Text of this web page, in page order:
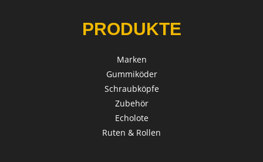
PRODUKTE
Marken
Gummiköder
Schraubköpfe
Zubehör
Echolote
Ruten & Rollen